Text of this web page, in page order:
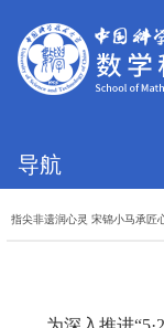
导航
指尖非遗润心灵 宋锦小马承